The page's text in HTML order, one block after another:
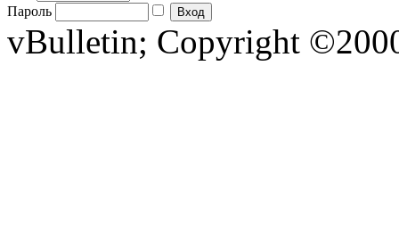
Пароль
vBulletin; Copyright